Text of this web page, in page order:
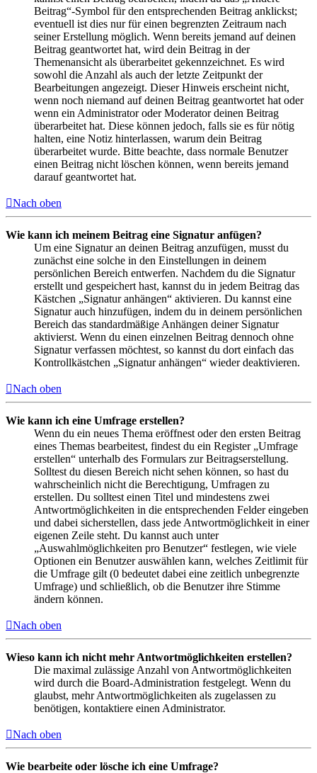
Beitrag“-Symbol für den entsprechenden Beitrag anklickst;
eventuell ist dies nur für einen begrenzten Zeitraum nach
seiner Erstellung möglich. Wenn bereits jemand auf deinen
Beitrag geantwortet hat, wird dein Beitrag in der
Themenansicht als überarbeitet gekennzeichnet. Es wird
sowohl die Anzahl als auch der letzte Zeitpunkt der
Bearbeitungen angezeigt. Dieser Hinweis erscheint nicht,
wenn noch niemand auf deinen Beitrag geantwortet hat oder
wenn ein Administrator oder Moderator deinen Beitrag
überarbeitet hat. Diese können jedoch, falls sie es für nötig
halten, eine Notiz hinterlassen, warum dein Beitrag
überarbeitet wurde. Bitte beachte, dass normale Benutzer
einen Beitrag nicht löschen können, wenn bereits jemand
darauf geantwortet hat.
Nach oben
Wie kann ich meinem Beitrag eine Signatur anfügen?
Um eine Signatur an deinen Beitrag anzufügen, musst du
zunächst eine solche in den Einstellungen in deinem
persönlichen Bereich entwerfen. Nachdem du die Signatur
erstellt und gespeichert hast, kannst du in jedem Beitrag das
Kästchen „Signatur anhängen“ aktivieren. Du kannst eine
Signatur auch hinzufügen, indem du in deinem persönlichen
Bereich das standardmäßige Anhängen deiner Signatur
aktivierst. Wenn du einen einzelnen Beitrag dennoch ohne
Signatur verfassen möchtest, so kannst du dort einfach das
Kontrollkästchen „Signatur anhängen“ wieder deaktivieren.
Nach oben
Wie kann ich eine Umfrage erstellen?
Wenn du ein neues Thema eröffnest oder den ersten Beitrag
eines Themas bearbeitest, findest du ein Register „Umfrage
erstellen“ unterhalb des Formulars zur Beitragserstellung.
Solltest du diesen Bereich nicht sehen können, so hast du
wahrscheinlich nicht die Berechtigung, Umfragen zu
erstellen. Du solltest einen Titel und mindestens zwei
Antwortmöglichkeiten in die entsprechenden Felder eingeben
und dabei sicherstellen, dass jede Antwortmöglichkeit in einer
eigenen Zeile steht. Du kannst auch unter
„Auswahlmöglichkeiten pro Benutzer“ festlegen, wie viele
Optionen ein Benutzer auswählen kann, welches Zeitlimit für
die Umfrage gilt (0 bedeutet dabei eine zeitlich unbegrenzte
Umfrage) und schließlich, ob die Benutzer ihre Stimme
ändern können.
Nach oben
Wieso kann ich nicht mehr Antwortmöglichkeiten erstellen?
Die maximal zulässige Anzahl von Antwortmöglichkeiten
wird durch die Board-Administration festgelegt. Wenn du
glaubst, mehr Antwortmöglichkeiten als zugelassen zu
benötigen, kontaktiere einen Administrator.
Nach oben
Wie bearbeite oder lösche ich eine Umfrage?